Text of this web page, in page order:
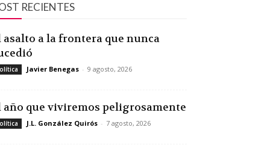
RECIENTES
asalto a la frontera que nunca
Javier Benegas - 9 agosto, 2026
año que viviremos peligrosamente
J.L. González Quirós - 7 agosto, 2026